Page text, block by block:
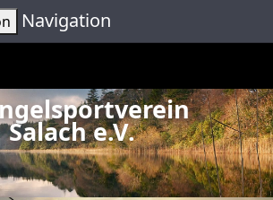
Navigation
Salach e.V.